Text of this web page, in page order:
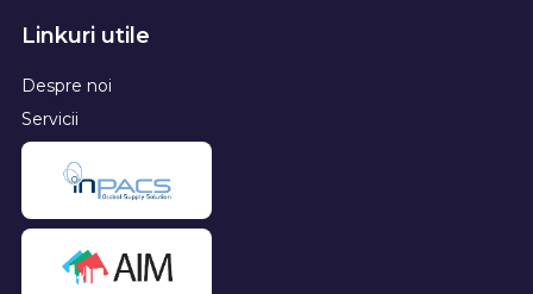
Linkuri utile
Despre noi
Servicii